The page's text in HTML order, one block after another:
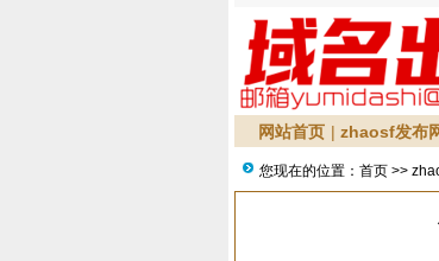
网站首页 | zhaosf发布
您现在的位置： 首页 >>